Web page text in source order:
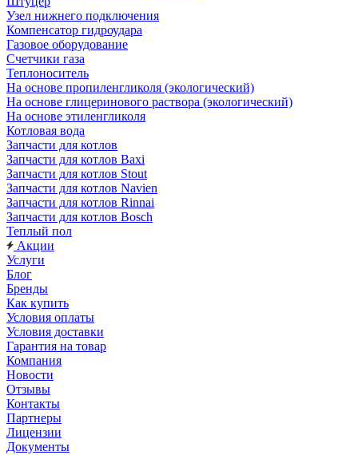
Узел нижнего подключения
Компенсатор гидроудара
Газовое оборудование
Счетчики газа
Теплоноситель
На основе пропиленгликоля (экологический)
На основе глицеринового раствора (экологический)
На основе этиленгликоля
Котловая вода
Запчасти для котлов
Запчасти для котлов Baxi
Запчасти для котлов Stout
Запчасти для котлов Navien
Запчасти для котлов Rinnai
Запчасти для котлов Bosch
Теплый пол
Акции
Услуги
Блог
Бренды
Как купить
Условия оплаты
Условия доставки
Гарантия на товар
Компания
Новости
Отзывы
Контакты
Партнеры
Лицензии
Документы